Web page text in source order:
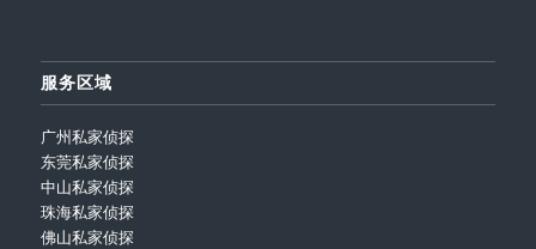
服务区域
广州私家侦探
东莞私家侦探
中山私家侦探
珠海私家侦探
佛山私家侦探